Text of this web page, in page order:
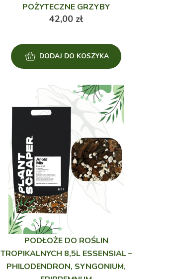
POŻYTECZNE GRZYBY
42,00 zł
DODAJ DO KOSZYKA
PODŁOŻE DO ROŚLIN
TROPIKALNYCH 8,5L ESSENSIAL –
PHILODENDRON, SYNGONIUM,